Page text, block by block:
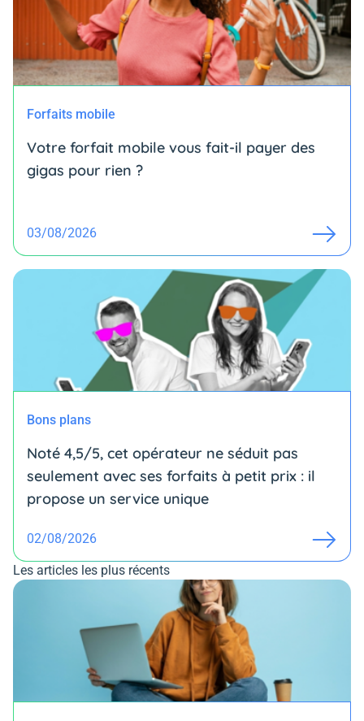
Forfaits mobile
Votre forfait mobile vous fait-il payer des
gigas pour rien ?
03/08/2026
Bons plans
Noté 4,5/5, cet opérateur ne séduit pas
seulement avec ses forfaits à petit prix : il
propose un service unique
02/08/2026
Les articles les plus récents